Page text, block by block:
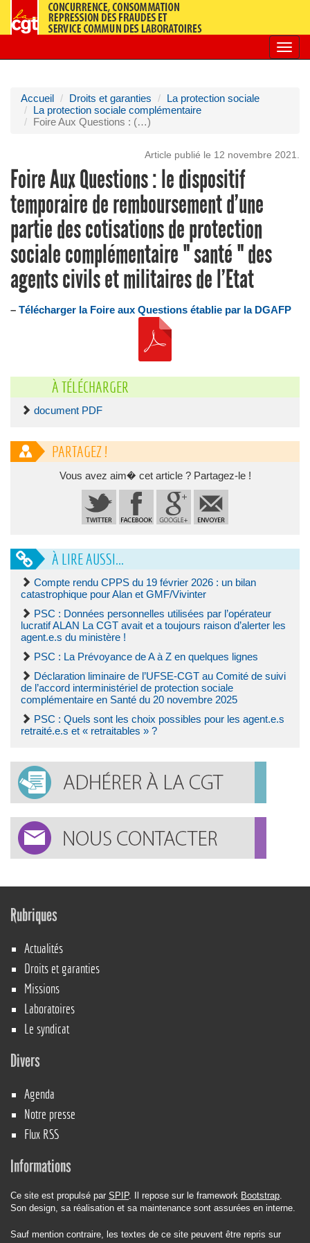
Accueil Droits et garanties
La protection sociale
La protection sociale complémentaire
Foire Aux Questions : (…)
Article publié le 12 novembre 2021.
Foire Aux Questions : le dispositif
temporaire de remboursement d’une
partie des cotisations de protection
sociale complémentaire " santé " des
agents civils et militaires de l’Etat
– Télécharger la Foire aux Questions établie par la DGAFP
À TÉLÉCHARGER
document PDF
PARTAGEZ !
Vous avez aim� cet article ? Partagez-le !
À LIRE AUSSI...
Compte rendu CPPS du 19 février 2026 : un bilan
catastrophique pour Alan et GMF/Vivinter
PSC : Données personnelles utilisées par l’opérateur
lucratif ALAN La CGT avait et a toujours raison d’alerter les
agent.e.s du ministère !
PSC : La Prévoyance de A à Z en quelques lignes
Déclaration liminaire de l’UFSE-CGT au Comité de suivi
de l’accord interministériel de protection sociale
complémentaire en Santé du 20 novembre 2025
PSC : Quels sont les choix possibles pour les agent.e.s
retraité.e.s et « retraitables » ?
Rubriques
Actualités
Droits et garanties
Missions
Laboratoires
Le syndicat
Divers
Agenda
Notre presse
Flux RSS
Informations
Ce site est propulsé par SPIP. Il repose sur le framework Bootstrap.
Son design, sa réalisation et sa maintenance sont assurées en interne.
Sauf mention contraire, les textes de ce site peuvent être repris sur